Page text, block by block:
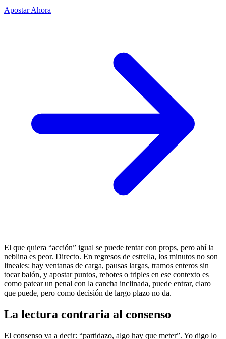
Apostar Ahora
El que quiera “acción” igual se puede tentar con props, pero ahí la
neblina es peor. Directo. En regresos de estrella, los minutos no son
lineales: hay ventanas de carga, pausas largas, tramos enteros sin
tocar balón, y apostar puntos, rebotes o triples en ese contexto es
como patear un penal con la cancha inclinada, puede entrar, claro
que puede, pero como decisión de largo plazo no da.
La lectura contraria al consenso
El consenso va a decir: “partidazo, algo hay que meter”. Yo digo lo